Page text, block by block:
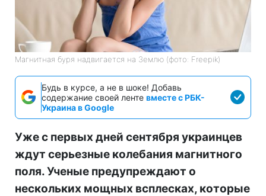
Магнитная буря надвигается на Землю (фото: Freepik)
Будь в курсе, а не в шоке! Добавь
содержание своей ленте вместе с РБК-
Украина в Google
Уже с первых дней сентября украинцев
ждут серьезные колебания магнитного
поля. Ученые предупреждают о
нескольких мощных всплесках, которые